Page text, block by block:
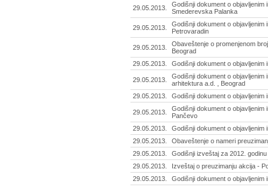
29.05.2013.
Godišnji dokument o objavljenim
Smederevska Palanka
29.05.2013.
Godišnji dokument o objavljenim
Petrovaradin
29.05.2013.
Obaveštenje o promenjenom
Beograd
29.05.2013.
Godišnji dokument o
29.05.2013.
Godišnji dokument o
arhitektura a.d. , Beograd
29.05.2013.
Godišnji dokument o objavljenim
29.05.2013.
Godišnji dokument o
Pančevo
29.05.2013.
Godišnji dokument o objavljenim
29.05.2013.
Obaveštenje o nameri
29.05.2013.
Godišnji izveštaj za 2012.
29.05.2013.
Izveštaj o preuzimanju akcija -
29.05.2013.
Godišnji dokument o objavljenim